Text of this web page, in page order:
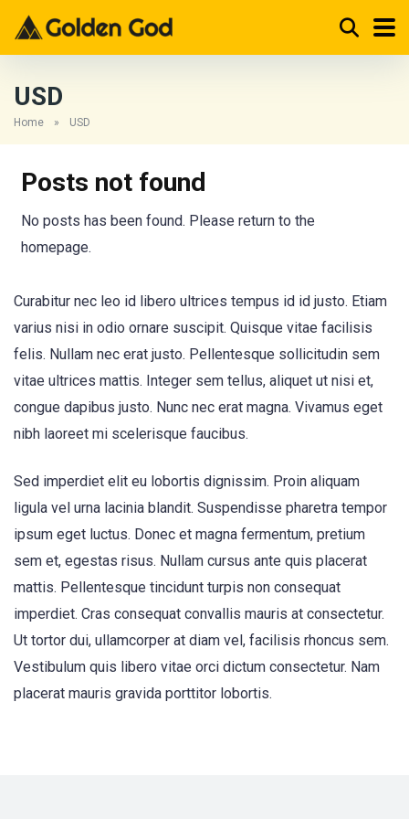
USD
Home » USD
Posts not found
No posts has been found. Please return to the
homepage.
Curabitur nec leo id libero ultrices tempus id id justo. Etiam
varius nisi in odio ornare suscipit. Quisque vitae facilisis
felis. Nullam nec erat justo. Pellentesque sollicitudin sem
vitae ultrices mattis. Integer sem tellus, aliquet ut nisi et,
congue dapibus justo. Nunc nec erat magna. Vivamus eget
nibh laoreet mi scelerisque faucibus.
Sed imperdiet elit eu lobortis dignissim. Proin aliquam
ligula vel urna lacinia blandit. Suspendisse pharetra tempor
ipsum eget luctus. Donec et magna fermentum, pretium
sem et, egestas risus. Nullam cursus ante quis placerat
mattis. Pellentesque tincidunt turpis non consequat
imperdiet. Cras consequat convallis mauris at consectetur.
Ut tortor dui, ullamcorper at diam vel, facilisis rhoncus sem.
Vestibulum quis libero vitae orci dictum consectetur. Nam
placerat mauris gravida porttitor lobortis.